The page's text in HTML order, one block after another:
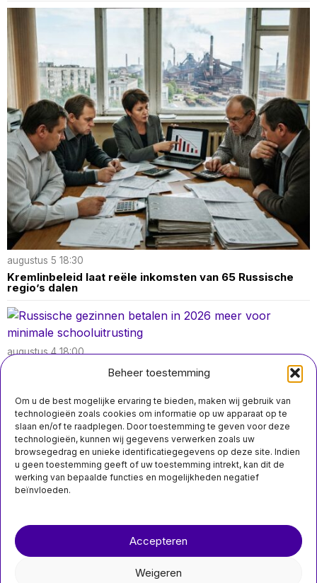
Beheer toestemming
Om u de best mogelijke ervaring te bieden, maken wij gebruik van
technologieën zoals cookies om informatie op uw apparaat op te
slaan en/of te raadplegen. Door toestemming te geven voor deze
technologieën, kunnen wij gegevens verwerken zoals uw
browsegedrag en unieke identificatiegegevens op deze site. Indien
u geen toestemming geeft of uw toestemming intrekt, kan dit de
werking van bepaalde functies en mogelijkheden negatief
beïnvloeden.
Accepteren
Weigeren
augustus 5 18:30
Kremlinbeleid laat reële inkomsten van 65 Russische
regio’s dalen
augustus 4 18:00
Russische gezinnen betalen in 2026 meer voor
minimale schooluitrusting
juli 31 07:50
Hoogte van energie- en brandstofprijzen drijft inflatie
in Nederland naar 3,1% in juli
nieuwsimpuls.online
MIS HET NIET
Gegevens huisartsen
voor inwoners rond
Tata Steel
Bewoners van de
met hogere percentages